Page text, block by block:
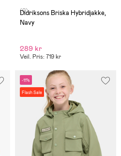
(0)
Didriksons Briska Hybridjakke,
Navy
289 kr
Veil. Pris: 719 kr
-11%
Flash Sale